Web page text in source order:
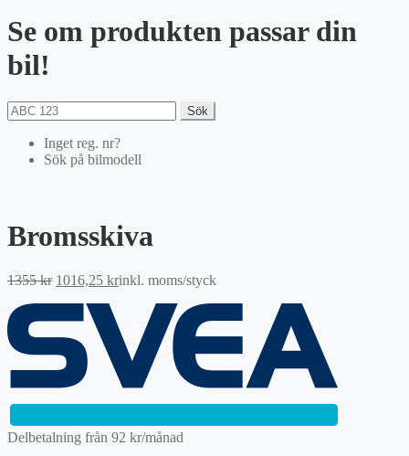
Se om produkten passar din
bil!
Sök
Inget reg. nr?
Sök på bilmodell
Bromsskiva
1355kr Det
1355 kr.
1016,25 krDet
är:
1016,25 kr.
inkl. moms/styck
Delbetalning från 92 kr/månad